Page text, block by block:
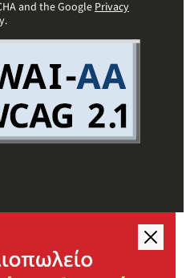
and the GooglePrivacy